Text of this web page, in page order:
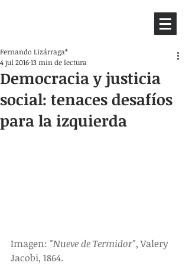
Democracia y justicia
social: tenaces desafíos
para la izquierda
Fernando Lizárraga*
4 jul 201613 min de lectura
Imagen: "Nueve de Termidor", Valery
Jacobi, 1864.